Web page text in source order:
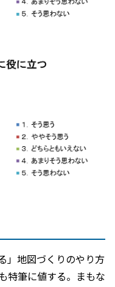
」地図づくりのやり方
特筆に値する。まもな